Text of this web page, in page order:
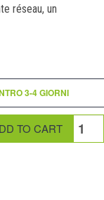
di
réseau, un
3-4 GIORNI